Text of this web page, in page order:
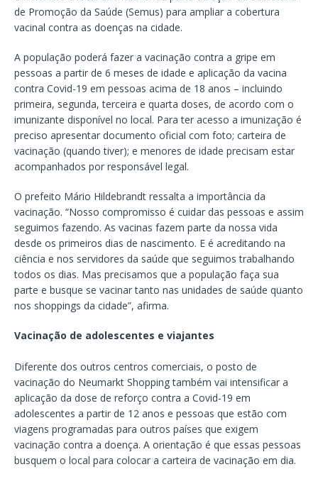
de Promoção da Saúde (Semus) para ampliar a cobertura
vacinal contra as doenças na cidade.
A população poderá fazer a vacinação contra a gripe em
pessoas a partir de 6 meses de idade e aplicação da vacina
contra Covid-19 em pessoas acima de 18 anos – incluindo
primeira, segunda, terceira e quarta doses, de acordo com o
imunizante disponível no local. Para ter acesso a imunização é
preciso apresentar documento oficial com foto; carteira de
vacinação (quando tiver); e menores de idade precisam estar
acompanhados por responsável legal.
O prefeito Mário Hildebrandt ressalta a importância da
vacinação. “Nosso compromisso é cuidar das pessoas e assim
seguimos fazendo. As vacinas fazem parte da nossa vida
desde os primeiros dias de nascimento. E é acreditando na
ciência e nos servidores da saúde que seguimos trabalhando
todos os dias. Mas precisamos que a população faça sua
parte e busque se vacinar tanto nas unidades de saúde quanto
nos shoppings da cidade”, afirma.
Vacinação de adolescentes e viajantes
Diferente dos outros centros comerciais, o posto de
vacinação do Neumarkt Shopping também vai intensificar a
aplicação da dose de reforço contra a Covid-19 em
adolescentes a partir de 12 anos e pessoas que estão com
viagens programadas para outros países que exigem
vacinação contra a doença. A orientação é que essas pessoas
busquem o local para colocar a carteira de vacinação em dia.